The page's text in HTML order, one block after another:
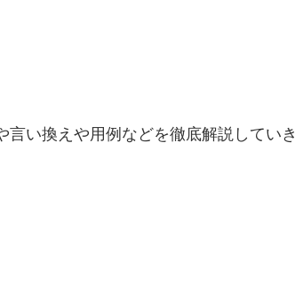
言い換えや用例などを徹底解説していき